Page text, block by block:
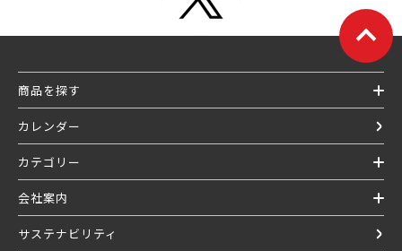
商品を探す
カレンダー
カテゴリー
会社案内
サステナビリティ